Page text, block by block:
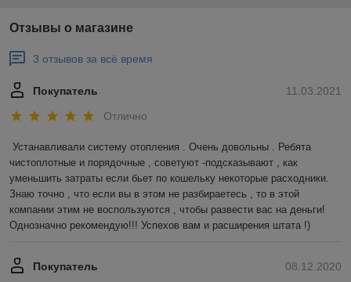
Отзывы о магазине
3 отзывов за всё время
11.03.2021
Покупатель
Отлично
Устанавливали систему отопления . Очень довольны . Ребята
чистоплотные и порядочные , советуют -подсказывают , как
уменьшить затраты если бьет по кошельку некоторые расходники.
Знаю точно , что если вы в этом не разбираетесь , то в этой
компании этим не воспользуются , чтобы развести вас на деньги!
Однозначно рекомендую!!! Успехов вам и расширения штата !)
08.12.2020
Покупатель